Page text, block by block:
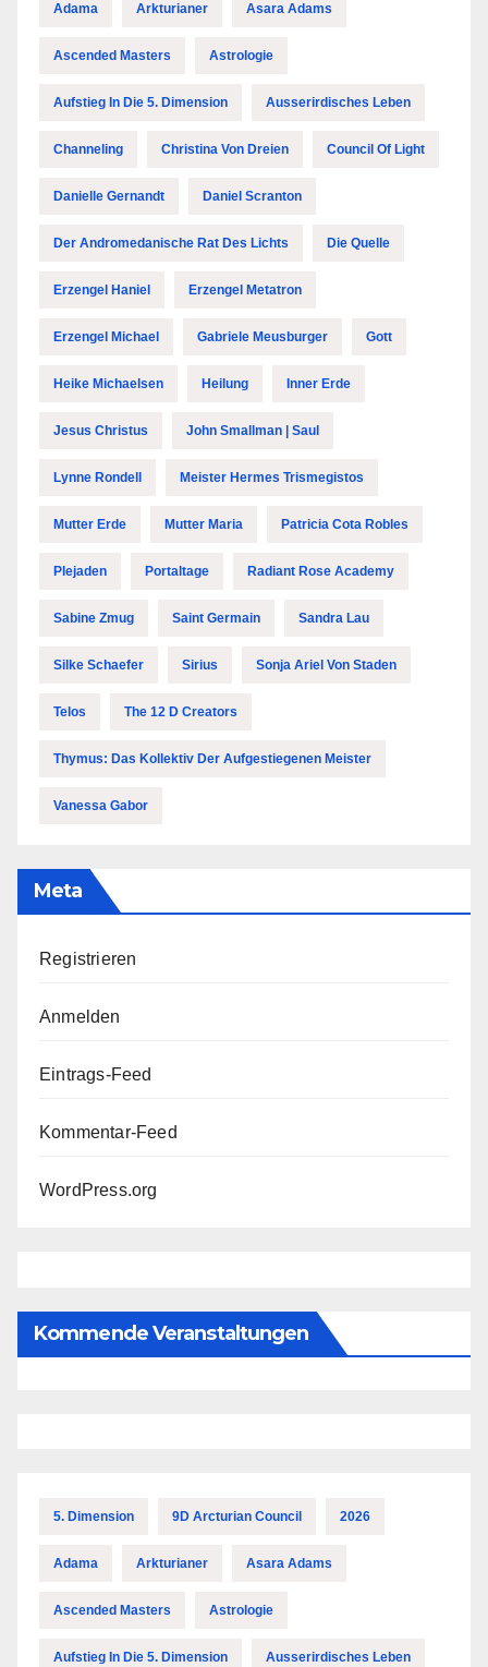
Adama Arkturianer Asara Adams
Ascended Masters Astrologie
Aufstieg In Die 5. Dimension Ausserirdisches Leben
Channeling Christina Von Dreien Council Of Light
Danielle Gernandt Daniel Scranton
Der Andromedanische Rat Des Lichts Die Quelle
Erzengel Haniel Erzengel Metatron
Erzengel Michael Gabriele Meusburger Gott
Heike Michaelsen Heilung Inner Erde
Jesus Christus John Smallman | Saul
Lynne Rondell Meister Hermes Trismegistos
Mutter Erde Mutter Maria Patricia Cota Robles
Plejaden Portaltage Radiant Rose Academy
Sabine Zmug Saint Germain Sandra Lau
Silke Schaefer Sirius Sonja Ariel Von Staden
Telos The 12 D Creators
Thymus: Das Kollektiv Der Aufgestiegenen Meister
Vanessa Gabor
Meta
Registrieren
Anmelden
Eintrags-Feed
Kommentar-Feed
WordPress.org
Kommende Veranstaltungen
5. Dimension 9D Arcturian Council 2026
Adama Arkturianer Asara Adams
Ascended Masters Astrologie
Aufstieg In Die 5. Dimension Ausserirdisches Leben